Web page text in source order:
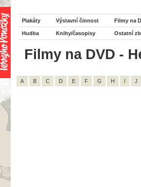
Plakáty Výstavní činnost Filmy na
Hudba Knihy/časopisy Ostatní
Filmy na DVD -
A B C D E F G H I J